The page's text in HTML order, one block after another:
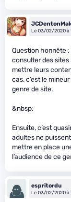
Le 03/02/2020 à
Question honnête
consulter des
mettre leurs
cas, c’est le
genre de site.
&nbsp;
Ensuite, c’est
adultes ne
mettre en place
l’audience de ce
espritordu
Le 03/02/2020 à